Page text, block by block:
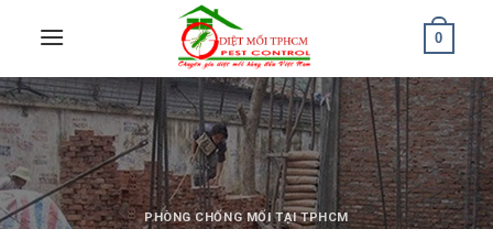
0
PHÒNG CHỐNG MỐI TẠI TPHCM